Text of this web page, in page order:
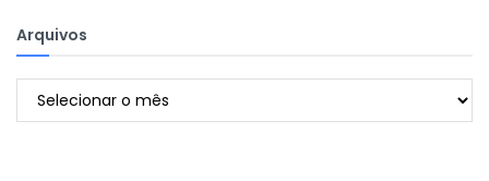
Arquivos
Arquivos